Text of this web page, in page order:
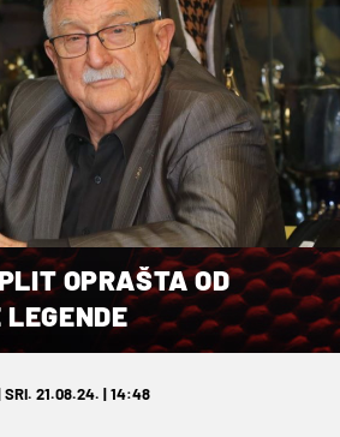
OPRAŠTA OD
SRI. 21.08.24. | 14:48